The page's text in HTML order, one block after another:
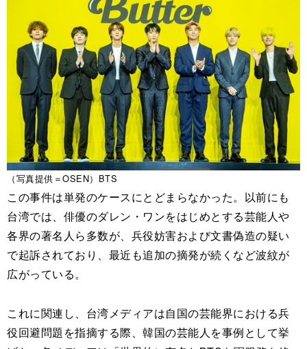
（写真提供＝OSEN）BTS
この事件は単発のケースにとどまらなかった。以前にも
台湾では、俳優のダレン・ワンをはじめとする芸能人や
各界の著名人ら多数が、兵役妨害および文書偽造の疑い
で起訴されており、最近も追加の摘発が続くなど波紋が
広がっている。
これに関連し、台湾メディアは自国の芸能界における兵
役回避問題を指摘する際、韓国の芸能人を事例として挙